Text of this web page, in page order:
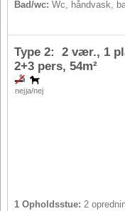
Bad/wc: Wc, håndvask,
nejja/nej
Type 2: 2 vær., 1
2+3 pers, 54m²
1 Opholdsstue: 2